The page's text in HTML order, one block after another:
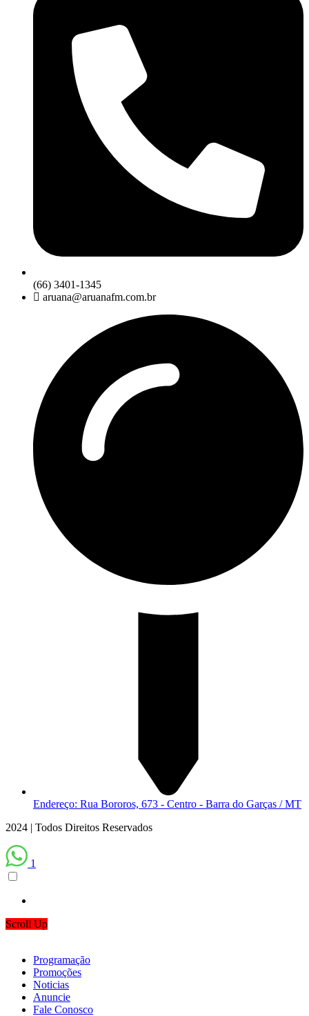
(66) 3401-1345
aruana@aruanafm.com.br
Endereço: Rua Bororos, 673 - Centro - Barra do Garças / MT
2024 | Todos Direitos Reservados
1
Scroll Up
Programação
Promoções
Noticias
Anuncie
Fale Conosco